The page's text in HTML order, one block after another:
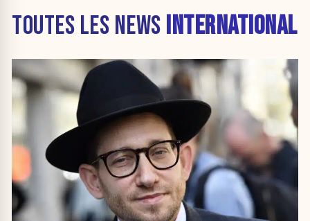
TOUTES LES NEWS INTERNATIONAL